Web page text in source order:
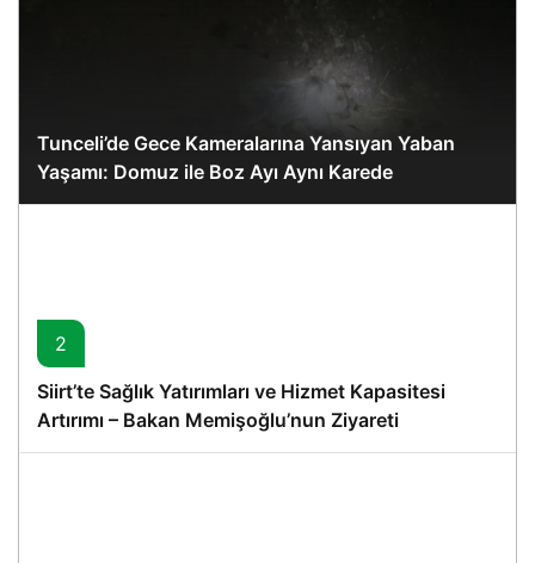
Tunceli’de Gece Kameralarına Yansıyan Yaban
Yaşamı: Domuz ile Boz Ayı Aynı Karede
2
Siirt’te Sağlık Yatırımları ve Hizmet Kapasitesi
Artırımı – Bakan Memişoğlu’nun Ziyareti